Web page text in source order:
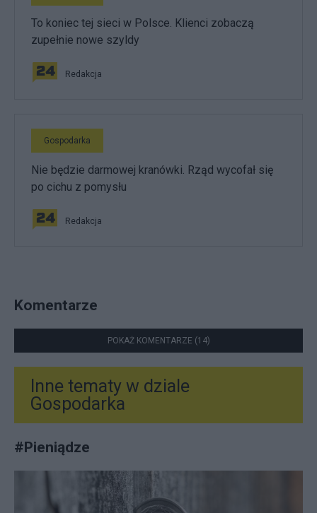
To koniec tej sieci w Polsce. Klienci zobaczą
zupełnie nowe szyldy
Redakcja
Gospodarka
Nie będzie darmowej kranówki. Rząd wycofał się
po cichu z pomysłu
Redakcja
Komentarze
POKAŻ KOMENTARZE (14)
Inne tematy w dziale
Gospodarka
#Pieniądze